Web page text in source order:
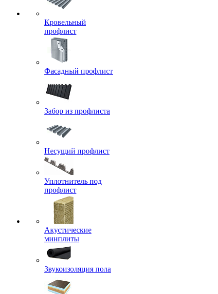
Кровельный
профлист
Фасадный профлист
Забор из профлиста
Несущий профлист
Уплотнитель под
профлист
Акустические
минплиты
Звукоизоляция пола